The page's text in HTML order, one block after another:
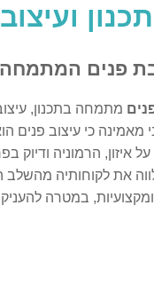
פנים המתמחה
מתמחה בתכנון,
מאמינה כי עיצוב
איזון, הרמוניה ודיוק
את לקוחותיה מהשלב
במטרה